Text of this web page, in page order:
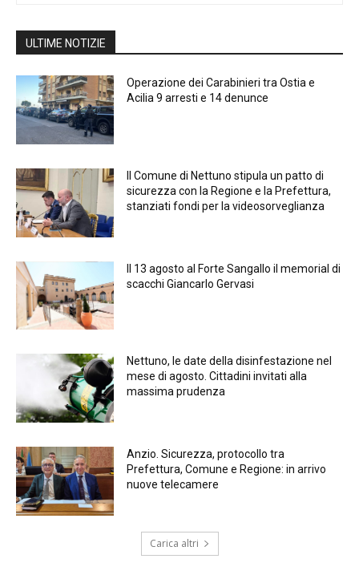
ULTIME NOTIZIE
Operazione dei Carabinieri tra Ostia e
Acilia 9 arresti e 14 denunce
Il Comune di Nettuno stipula un patto di
sicurezza con la Regione e la Prefettura,
stanziati fondi per la videosorveglianza
Il 13 agosto al Forte Sangallo il memorial di
scacchi Giancarlo Gervasi
Nettuno, le date della disinfestazione nel
mese di agosto. Cittadini invitati alla
massima prudenza
Anzio. Sicurezza, protocollo tra
Prefettura, Comune e Regione: in arrivo
nuove telecamere
Carica altri